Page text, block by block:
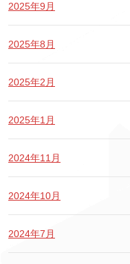
2025年9月
2025年8月
2025年2月
2025年1月
2024年11月
2024年10月
2024年7月